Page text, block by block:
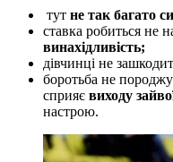
тут не так багато
ставка робиться не
винахідливість;
дівчинці не
боротьба не
сприяє виходу
настрою.